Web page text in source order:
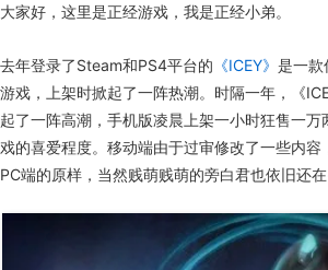
大家好，这里是正经游戏，我是正经小弟。
去年登录了Steam和PS4平台的 《ICEY》 是一款
游戏，上架时掀起了一阵热潮。时隔一年，《
起了一阵高潮，手机版凌晨上架一小时狂售一
戏的喜爱程度。移动端由于过审修改了一些内容
PC端的原样，当然贱萌贱萌的旁白君也依旧还